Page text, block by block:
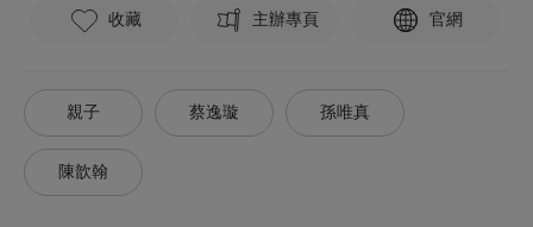
收藏 主辦專頁 官網
親子 蔡逸璇 孫唯真
陳歆翰